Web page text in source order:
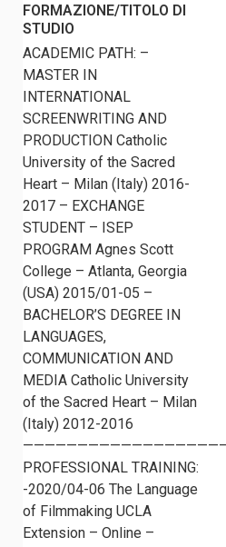
FORMAZIONE/TITOLO DI
STUDIO
ACADEMIC PATH: –
MASTER IN
INTERNATIONAL
SCREENWRITING AND
PRODUCTION Catholic
University of the Sacred
Heart – Milan (Italy) 2016-
2017 – EXCHANGE
STUDENT – ISEP
PROGRAM Agnes Scott
College – Atlanta, Georgia
(USA) 2015/01-05 –
BACHELOR’S DEGREE IN
LANGUAGES,
COMMUNICATION AND
MEDIA Catholic University
of the Sacred Heart – Milan
(Italy) 2012-2016
PROFESSIONAL TRAINING:
-2020/04-06 The Language
of Filmmaking UCLA
Extension – Online –